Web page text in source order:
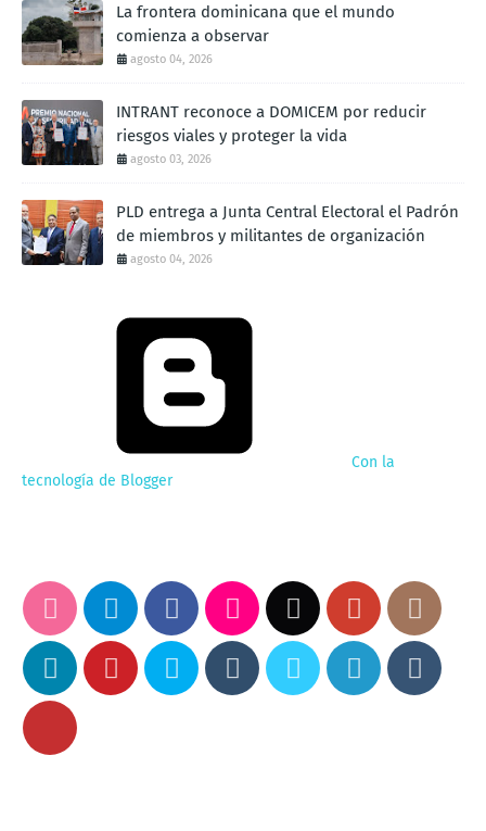
La frontera dominicana que el mundo
comienza a observar
agosto 04, 2026
INTRANT reconoce a DOMICEM por reducir
riesgos viales y proteger la vida
agosto 03, 2026
PLD entrega a Junta Central Electoral el Padrón
de miembros y militantes de organización
agosto 04, 2026
Con la
tecnología de Blogger